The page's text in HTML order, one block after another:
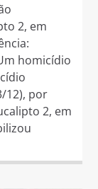
2, em
homicídio
12), por
2, em